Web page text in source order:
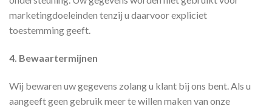
marketingdoeleinden tenzij u daarvoor expliciet
toestemming geeft.
4. Bewaartermijnen
Wij bewaren uw gegevens zolang u klant bij ons bent. Als u
aangeeft geen gebruik meer te willen maken van onze